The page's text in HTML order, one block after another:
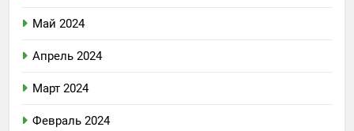
Май 2024
Апрель 2024
Март 2024
Февраль 2024